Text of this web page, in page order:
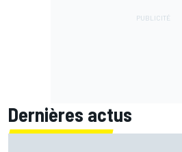
Dernières actus